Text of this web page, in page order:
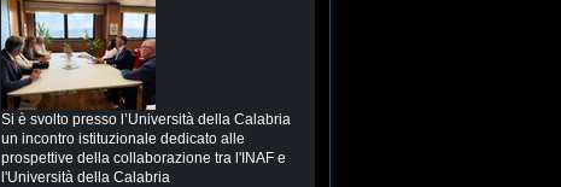
Si è svolto presso l’Università della Calabria
un incontro istituzionale dedicato alle
prospettive della collaborazione tra l'INAF e
l'Università della Calabria